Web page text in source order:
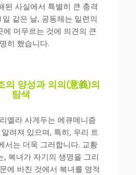
된 사실에서 특별히 큰 충격
같은 날, 공동체는 일련의
에 머무르는 것에 의견의 큰
히 했습니다.
의 양성과 의의(意義)의
탐색
엘라 사게두는 에큐메니즘
려져 있으며, 특히, 우리 트
서는 더욱 그러합니다. 교황
, 복녀가 자기의 생명을 그리
에 바친 것에서 복녀를 영적